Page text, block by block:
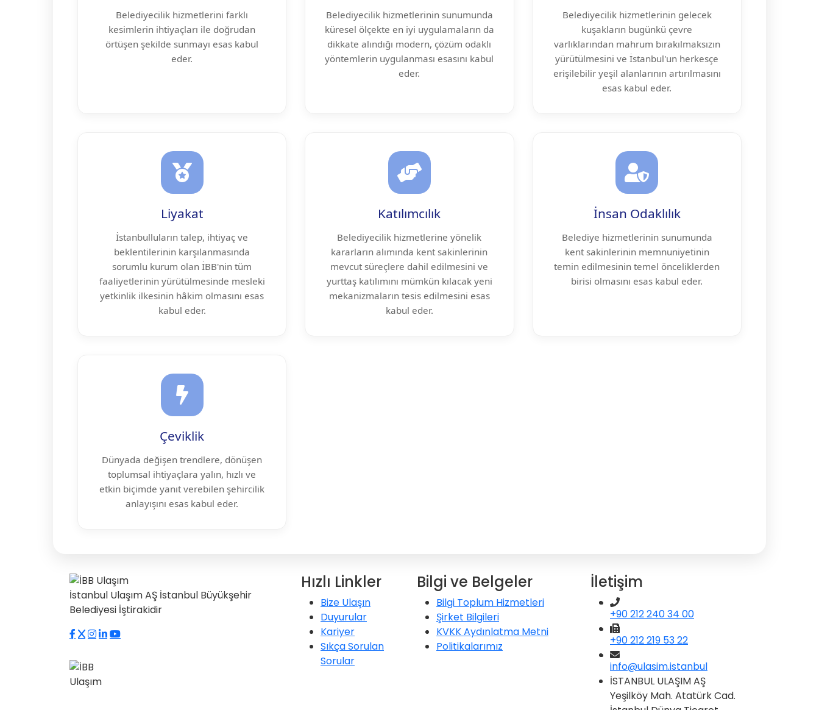
Belediyecilik hizmetlerini farklı
kesimlerin ihtiyaçları ile doğrudan
örtüşen şekilde sunmayı esas kabul
eder.
Belediyecilik hizmetlerinin sunumunda
küresel ölçekte en iyi uygulamaların da
dikkate alındığı modern, çözüm odaklı
yöntemlerin uygulanması esasını kabul
eder.
Belediyecilik hizmetlerinin gelecek
kuşakların bugünkü çevre
varlıklarından mahrum bırakılmaksızın
yürütülmesini ve İstanbul'un herkesçe
erişilebilir yeşil alanlarının artırılmasını
esas kabul eder.
Liyakat
İstanbulluların talep, ihtiyaç ve
beklentilerinin karşılanmasında
sorumlu kurum olan İBB'nin tüm
faaliyetlerinin yürütülmesinde mesleki
yetkinlik ilkesinin hâkim olmasını esas
kabul eder.
Katılımcılık
Belediyecilik hizmetlerine yönelik
kararların alımında kent sakinlerinin
mevcut süreçlere dahil edilmesini ve
yurttaş katılımını mümkün kılacak yeni
mekanizmaların tesis edilmesini esas
kabul eder.
İnsan Odaklılık
Belediye hizmetlerinin sunumunda
kent sakinlerinin memnuniyetinin
temin edilmesinin temel önceliklerden
birisi olmasını esas kabul eder.
Çeviklik
Dünyada değişen trendlere, dönüşen
toplumsal ihtiyaçlara yalın, hızlı ve
etkin biçimde yanıt verebilen şehircilik
anlayışını esas kabul eder.
İstanbul Ulaşım AŞ İstanbul Büyükşehir
Belediyesi İştirakidir
Hızlı Linkler
Bize Ulaşın
Duyurular
Kariyer
Sıkça Sorulan
Sorular
Bilgi ve Belgeler
Bilgi Toplum Hizmetleri
Şirket Bilgileri
KVKK Aydınlatma Metni
Politikalarımız
İletişim
+90 212 240 34 00
+90 212 219 53 22
info@ulasim.istanbul
İSTANBUL ULAŞIM AŞ
Yeşilköy Mah. Atatürk Cad.